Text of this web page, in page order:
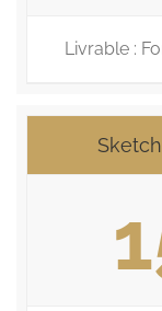
Livrable :